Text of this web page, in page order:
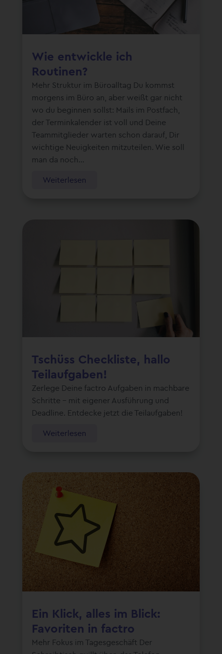
Wie entwickle ich
Routinen?
Mehr Struktur im Büroalltag Du kommst
morgens im Büro an, aber weißt gar nicht
wo du beginnen sollst: Mails im Postfach,
der Terminkalender ist voll und Deine
Teammitglieder warten schon darauf, Dir
wichtige Neuigkeiten mitzuteilen. Wie soll
man da noch...
Weiterlesen
Tschüss Checkliste, hallo
Teilaufgaben!
Zerlege Deine factro Aufgaben in machbare
Schritte – mit eigener Ausführung und
Deadline. Entdecke jetzt die Teilaufgaben!
Weiterlesen
Ein Klick, alles im Blick:
Favoriten in factro
Mehr Fokus im Tagesgeschäft Der